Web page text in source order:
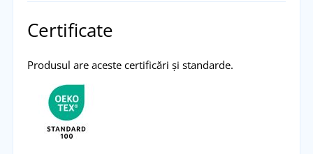
Certificate
Produsul are aceste certificări și standarde.